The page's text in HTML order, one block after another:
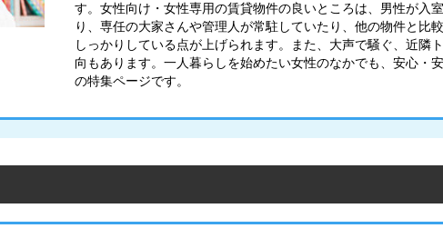
す。女性向け・女性専用の賃貸物件の良いところは、男性が入
り、専任の大家さんや管理人が常駐していたり、他の物件と比
しっかりしている点が上げられます。また、大声で騒ぐ、近隣
向もあります。一人暮らしを始めたい女性のなかでも、安心・
の特集ページです。